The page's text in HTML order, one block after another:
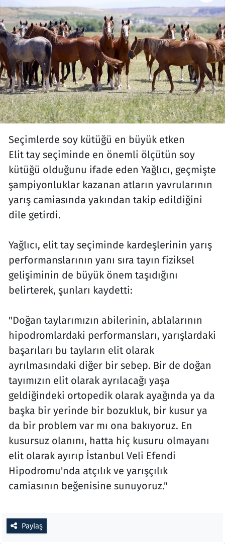
Seçimlerde soy kütüğü en büyük etken
Elit tay seçiminde en önemli ölçütün soy
kütüğü olduğunu ifade eden Yağlıcı, geçmişte
şampiyonluklar kazanan atların yavrularının
yarış camiasında yakından takip edildiğini
dile getirdi.
Yağlıcı, elit tay seçiminde kardeşlerinin yarış
performanslarının yanı sıra tayın fiziksel
gelişiminin de büyük önem taşıdığını
belirterek, şunları kaydetti:
"Doğan taylarımızın abilerinin, ablalarının
hipodromlardaki performansları, yarışlardaki
başarıları bu tayların elit olarak
ayrılmasındaki diğer bir sebep. Bir de doğan
tayımızın elit olarak ayrılacağı yaşa
geldiğindeki ortopedik olarak ayağında ya da
başka bir yerinde bir bozukluk, bir kusur ya
da bir problem var mı ona bakıyoruz. En
kusursuz olanını, hatta hiç kusuru olmayanı
elit olarak ayırıp İstanbul Veli Efendi
Hipodromu'nda atçılık ve yarışçılık
camiasının beğenisine sunuyoruz."
Paylaş